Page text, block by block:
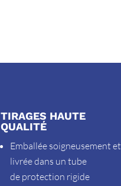
TIRAGES HAUTE
QUALITÉ
Emballée soigneusement et
livrée dans un tube
de protection rigide